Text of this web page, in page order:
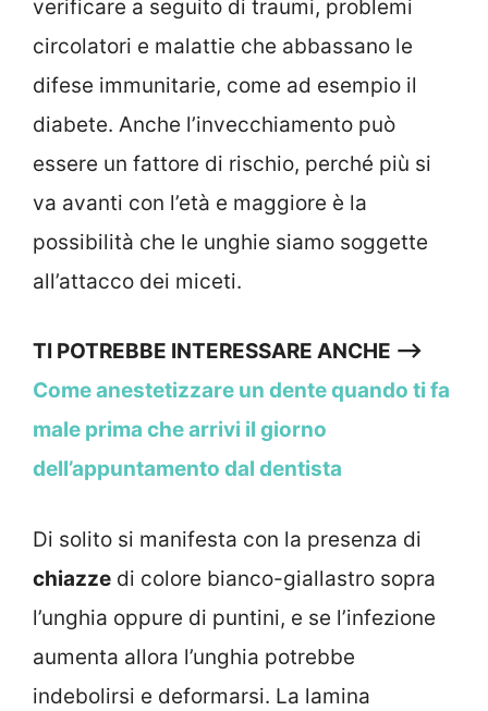
verificare a seguito di traumi, problemi
circolatori e malattie che abbassano le
difese immunitarie, come ad esempio il
diabete. Anche l’invecchiamento può
essere un fattore di rischio, perché più si
va avanti con l’età e maggiore è la
possibilità che le unghie siamo soggette
all’attacco dei miceti.
TI POTREBBE INTERESSARE ANCHE —->
Come anestetizzare un dente quando ti fa
male prima che arrivi il giorno
dell’appuntamento dal dentista
Di solito si manifesta con la presenza di
chiazze di colore bianco-giallastro sopra
l’unghia oppure di puntini, e se l’infezione
aumenta allora l’unghia potrebbe
indebolirsi e deformarsi. La lamina